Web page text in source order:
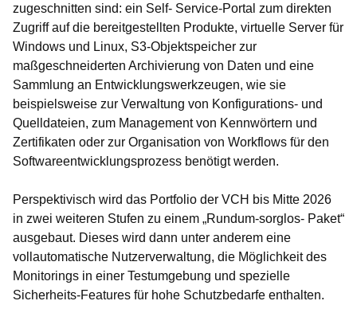
zugeschnitten sind: ein Self- Service-Portal zum direkten
Zugriff auf die bereitgestellten Produkte, virtuelle Server für
Windows und Linux, S3-Objektspeicher zur
maßgeschneiderten Archivierung von Daten und eine
Sammlung an Entwicklungswerkzeugen, wie sie
beispielsweise zur Verwaltung von Konfigurations- und
Quelldateien, zum Management von Kennwörtern und
Zertifikaten oder zur Organisation von Workflows für den
Softwareentwicklungsprozess benötigt werden.
Perspektivisch wird das Portfolio der VCH bis Mitte 2026
in zwei weiteren Stufen zu einem „Rundum-sorglos- Paket“
ausgebaut. Dieses wird dann unter anderem eine
vollautomatische Nutzerverwaltung, die Möglichkeit des
Monitorings in einer Testumgebung und spezielle
Sicherheits-Features für hohe Schutzbedarfe enthalten.